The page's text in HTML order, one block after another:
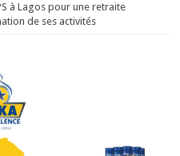
à Lagos pour une retraite
de ses activités